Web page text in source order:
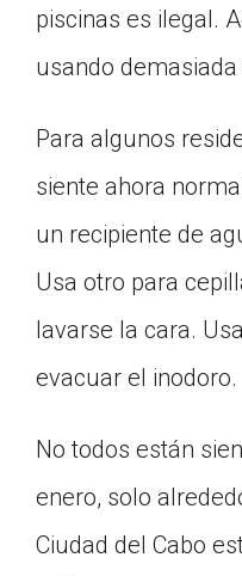
piscinas es ilegal.
usando
Para algunos
siente ahora
un recipiente de
Usa otro para
lavarse la cara.
evacuar el inodoro.
No todos están
enero, solo
Ciudad del Cabo